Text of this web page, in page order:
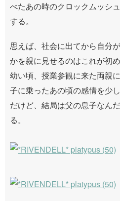
べたあの時のクロックムッシ
する。
思えば、社会に出てから自分
かを親に見せるのはこれが初め
幼い頃、授業参観に来た両親
子に乗ったあの頃の感情を少
だけど、結局は父の息子なん
る。